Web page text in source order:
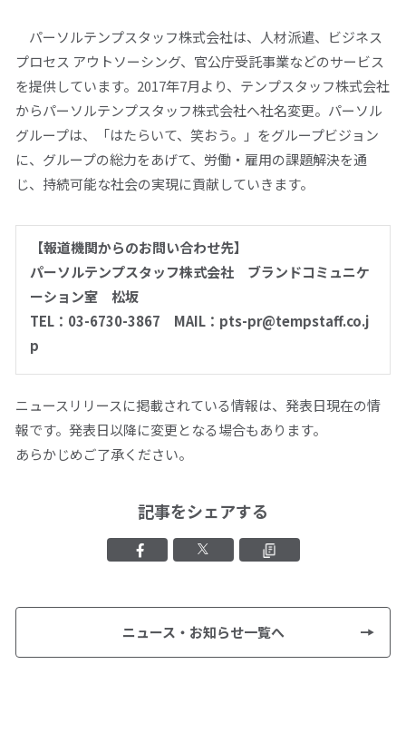
パーソルテンプスタッフ株式会社は、人材派遣、ビジネス
プロセス アウトソーシング、官公庁受託事業などのサービス
を提供しています。2017年7月より、テンプスタッフ株式会社
からパーソルテンプスタッフ株式会社へ社名変更。パーソル
グループは、「はたらいて、笑おう。」をグループビジョン
に、グループの総力をあげて、労働・雇用の課題解決を通
じ、持続可能な社会の実現に貢献していきます。
【報道機関からのお問い合わせ先】
パーソルテンプスタッフ株式会社 ブランドコミュニケ
ーション室 松坂
TEL：03-6730-3867 MAIL：pts-pr@tempstaff.co.j
p
ニュースリリースに掲載されている情報は、発表日現在の情
報です。発表日以降に変更となる場合もあります。
あらかじめご了承ください。
記事をシェアする
Facebookでシェアする
Xでシェアする
ニュース・お知らせ一覧へ